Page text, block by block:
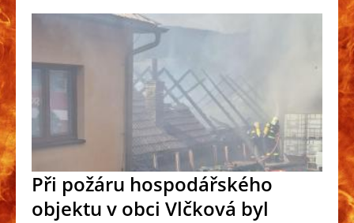
Při požáru hospodářského
objektu v obci Vlčková byl